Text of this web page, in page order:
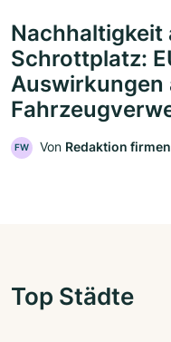
Nachhaltigkeit
Schrottplatz:
Auswirkungen
FW Von Redaktion
Top Städte